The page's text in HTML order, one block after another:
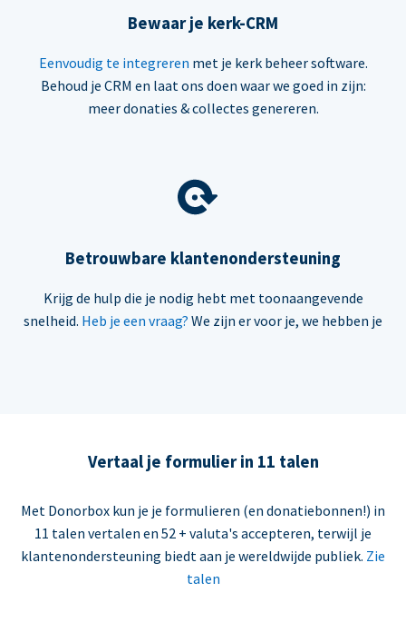
Bewaar je kerk-CRM
Eenvoudig te integreren met je kerk beheer software.
Behoud je CRM en laat ons doen waar we goed in zijn:
meer donaties & collectes genereren.
Betrouwbare klantenondersteuning
Krijg de hulp die je nodig hebt met toonaangevende
snelheid. Heb je een vraag? We zijn er voor je, we hebben je
Vertaal je formulier in 11 talen
Met Donorbox kun je je formulieren (en donatiebonnen!) in
11 talen vertalen en 52 + valuta's accepteren, terwijl je
klantenondersteuning biedt aan je wereldwijde publiek. Zie
talen